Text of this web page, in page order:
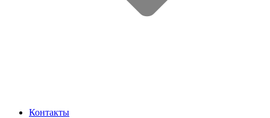
Контакты